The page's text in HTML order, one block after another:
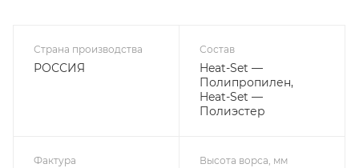
Страна производства
РОССИЯ
Состав
Heat-Set —
Полипропилен,
Heat-Set —
Полиэстер
Фактура Высота ворса, мм